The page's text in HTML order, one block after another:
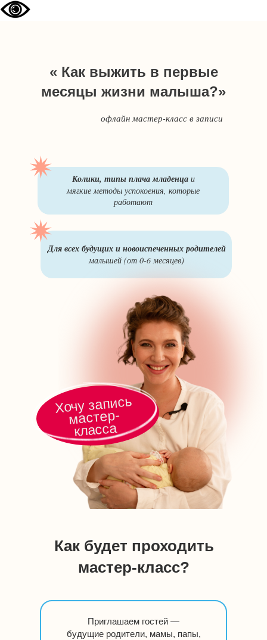
« Как выжить в первые
месяцы жизни малыша?»
офлайн мастер-класс в записи
Колики, типы плача младенца и
мягкие методы успокоения, которые
работают
Для всех будущих и новоиспеченных родителей
малышей (от 0-6 месяцев)
Хочу запись
мастер-
класса
Как будет проходить
мастер-класс?
Приглашаем гостей —
будущие родители, мамы, папы,